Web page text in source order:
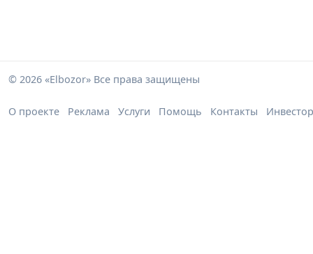
© 2026 «Elbozor» Все права защищены
О проекте Реклама Услуги Помощь Контакты